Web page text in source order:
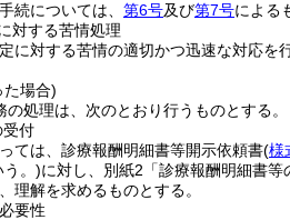
続については、 第6号及び第7号による
対する苦情処理
に対する苦情の適切かつ迅速な対応
た場合)
処理は、次のとおり行うものとする。
受付
ては、診療報酬明細書等開示依頼書(様
う。)に対し、別紙2「診療報酬明細書
理解を求めるものとする。
要性